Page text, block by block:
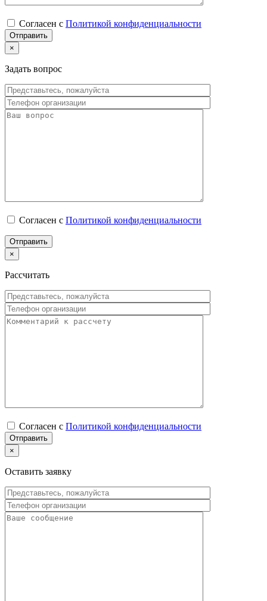
Согласен с Политикой конфиденциальности
×
Задать вопрос
Согласен с Политикой конфиденциальности
×
Рассчитать
Согласен с Политикой конфиденциальности
×
Оставить заявку